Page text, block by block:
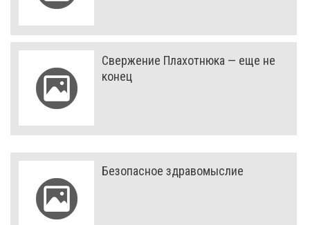
Свержение Плахотнюка — еще не
конец
Безопасное здравомыслие